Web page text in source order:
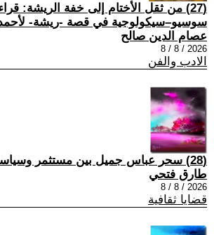
(27) من ثقل الأختام إلى خفة الريشة:
سوسيو–سيكولوجية في قصة -ريشة-
عصام الدين صالح
2026 / 8 / 8
الادب والفن
(28) سحر عباس جميل بين مستثمر وسياسي اطاري
طارق فتحي
2026 / 8 / 8
قضايا ثقافية